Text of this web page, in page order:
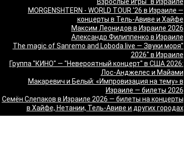
MORGENSHTERN - WORLD TOUR '26 в Израиле —
концерты в Тель-Авиве и Хайфе
Максим Леонидов в Израиле 2026
Александр Филиппенко в Израиле
"The magic of Sanremo and Loboda live — Звуки моря
2026" в Израиле
Группа "КИНО" — "Невероятный концерт" в США 2026:
Лос-Анджелес и Майами
Макаревич и Белый: «Импровизация на тему» в
Израиле — билеты 2026
Семён Слепаков в Израиле 2026 — билеты на концерты
в Хайфе, Нетании, Тель-Авиве и других городах